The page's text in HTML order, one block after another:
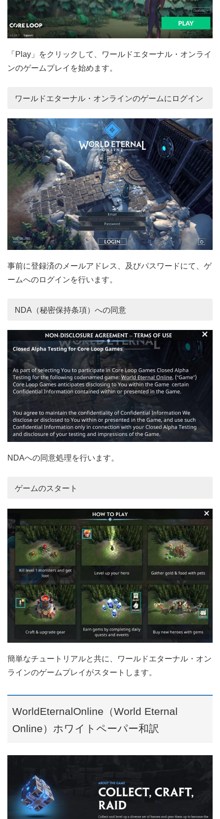
「Play」をクリックして、ワールドエターナル・オンライ
ンのゲームプレイを始めます。
ワールドエターナル・オンラインのゲームにログイン
事前に登録済のメールアドレス、及びパスワードにて、ゲ
ームへのログインを行います。
NDA（秘密保持条項）への同意
NDAへの同意処理を行います。
ゲームのスタート
簡単なチュートリアルと共に、ワールドエターナル・オン
ラインのゲームプレイがスタートします。
WorldEternalOnline（World Eternal
Online）ホワイトペーパー和訳